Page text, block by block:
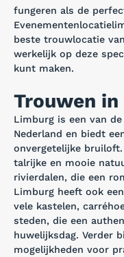
fungeren als de
beste trouwlocatie
werkelijk op deze
kunt maken.
Trouwen
Limburg is een van
Nederland en biedt
onvergetelijke
talrijke en mooie
rivierdalen, die een
Limburg heeft ook
vele kastelen,
steden, die een
huwelijksdag. Verder
mogelijkheden voor